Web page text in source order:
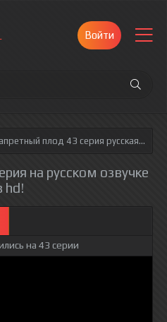
Войти
плод 43 серия русская озвучка полностью смотреть онлайн!
на русском озвучке
hd!
на 43 серии